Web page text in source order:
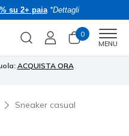
su 2+ paia *Dettagli
0
MENU
45 giorni per i memberi
Sneaker casual